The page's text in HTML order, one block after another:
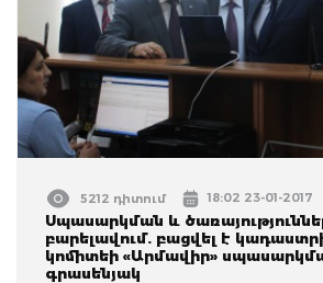
5212 դիտում 18:02 23-01-2017
Սպասարկման և
բարելավում. բացվել է
կոմիտեի «Արմավիր»
գրասենյակ